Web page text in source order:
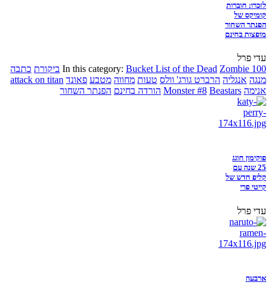
לזכרו: חוברות
קומיקס של
הפנתר השחור
מופצות בחינם
עדי פרל
In this category: Bucket List of the Dead Zombie 100 ביקורת כתבה
מנגה אנגליה הרברט גורג' וולס טעות מחווה מטבע פאונד attack on titan
אנימה
Monster #8 Beastars הורדה בחינם הפנתר השחור
פוקימון חוגג
25 שנה עם
קליפ חדש של
קייטי פרי
עדי פרל
ארבעה